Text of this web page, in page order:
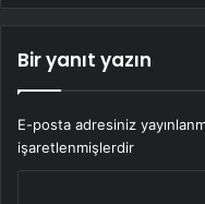
Bir yanıt yazın
E-posta adresiniz
işaretlenmişlerdir